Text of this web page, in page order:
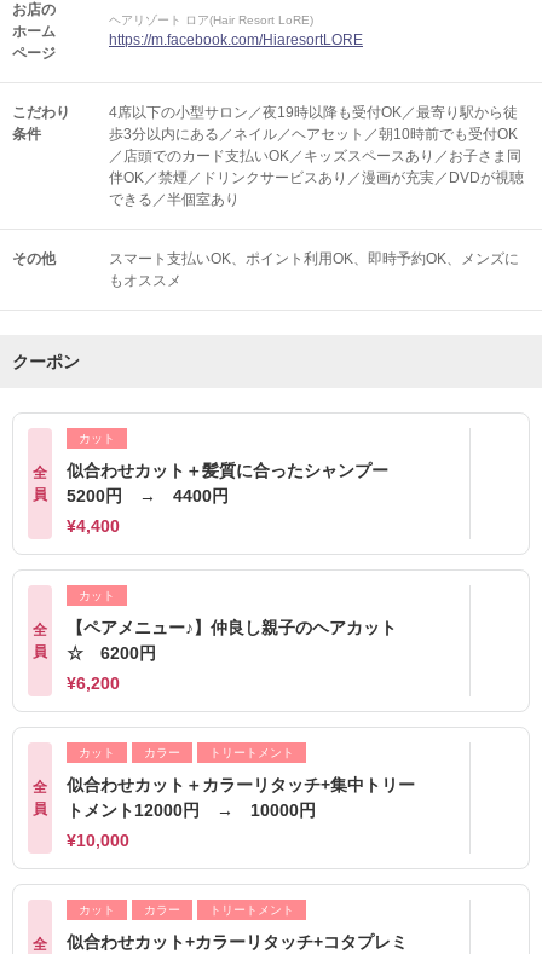
お店の
ホーム
ページ
ヘアリゾート ロア(Hair Resort LoRE)
https://m.facebook.com/HiaresortLORE
こだわり
条件
4席以下の小型サロン／夜19時以降も受付OK／最寄り駅から徒
歩3分以内にある／ネイル／ヘアセット／朝10時前でも受付OK
／店頭でのカード支払いOK／キッズスペースあり／お子さま同
伴OK／禁煙／ドリンクサービスあり／漫画が充実／DVDが視聴
できる／半個室あり
その他 スマート支払いOK ポイント利用OK 即時予約OK
メンズに
もオススメ
クーポン
全
員
カット
似合わせカット＋髪質に合ったシャンプー
5200円 → 4400円
¥4,400
全
員
カット
【ペアメニュー♪】仲良し親子のヘアカット
☆ 6200円
¥6,200
全
員
カット カラー トリートメント
似合わせカット＋カラーリタッチ+集中トリー
トメント12000円 → 10000円
¥10,000
全
カット カラー トリートメント
似合わせカット+カラーリタッチ+コタプレミ